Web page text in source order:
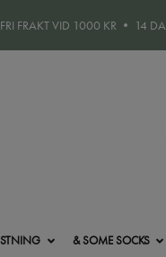
FRI FRAKT VID 1000 KR • 14
& SOME SOCKS